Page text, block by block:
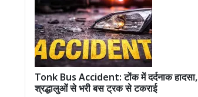
Tonk Bus Accident: टोंक में दर्दनाक हादसा,
श्रद्धालुओं से भरी बस ट्रक से टकराई